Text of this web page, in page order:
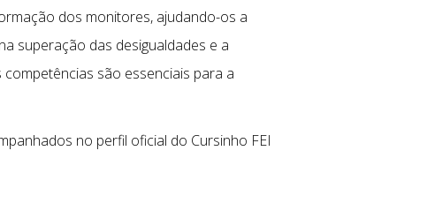
dos monitores, ajudando-os a
superação das desigualdades e a
são essenciais para a
no perfil oficial do Cursinho FEI